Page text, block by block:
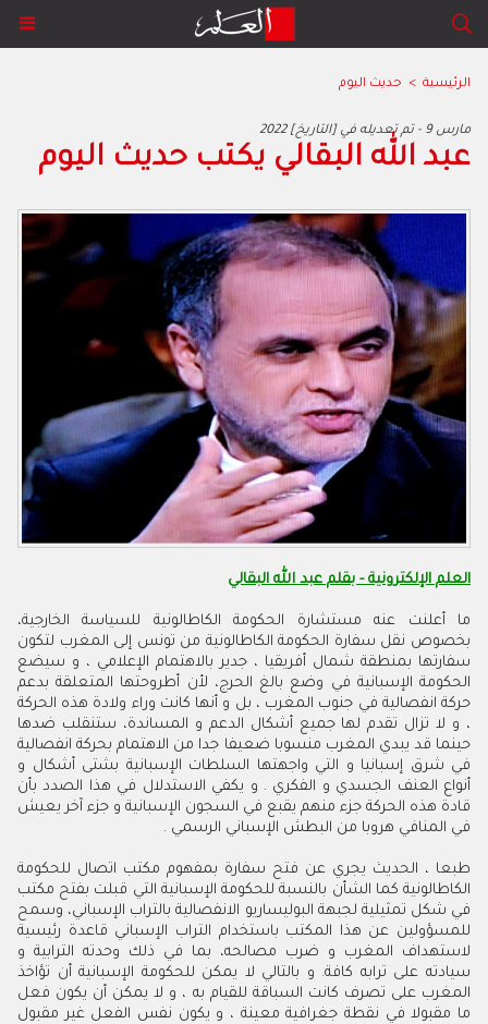
الرئيسية > حديث اليوم
2022 مارس 9 - تم تعديله في [التاريخ]
عبد الله البقالي يكتب حديث اليوم
العلم الإلكترونية - بقلم عبد الله البقالي
ما أعلنت عنه مستشارة الحكومة الكاطالونية للسياسة الخارجية،
بخصوص نقل سفارة الحكومة الكاطالونية من تونس إلى المغرب لتكون
سفارتها بمنطقة شمال أفريقيا ، جدير بالاهتمام الإعلامي ، و سيضع
الحكومة الإسبانية في وضع بالغ الحرج، لأن أطروحتها المتعلقة بدعم
حركة انفصالية في جنوب المغرب ، بل و أنها كانت وراء ولادة هذه الحركة
، و لا تزال تقدم لها جميع أشكال الدعم و المساندة، ستنقلب ضدها
حينما قد يبدي المغرب منسوبا ضعيفا جدا من الاهتمام بحركة انفصالية
في شرق إسبانيا و التي واجهتها السلطات الإسبانية بشتى أشكال و
أنواع العنف الجسدي و الفكري . و يكفي الاستدلال في هذا الصدد بأن
قادة هذه الحركة جزء منهم يقبع في السجون الإسبانية و جزء آخر يعيش
في المنافي هروبا من البطش الإسباني الرسمي .
طبعا ، الحديث يجري عن فتح سفارة بمفهوم مكتب اتصال للحكومة
الكاطالونية كما الشأن بالنسبة للحكومة الإسبانية التي قبلت بفتح مكتب
في شكل تمثيلية لجبهة البوليساريو الانفصالية بالتراب الإسباني، وسمح
للمسؤولين عن هذا المكتب باستخدام التراب الإسباني قاعدة رئيسية
لاستهداف المغرب و ضرب مصالحه، بما في ذلك وحدته الترابية و
سيادته على ترابه كافة. و بالتالي لا يمكن للحكومة الإسبانية أن تؤاخذ
المغرب على تصرف كانت السباقة للقيام به ، و لا يمكن أن يكون فعل
ما مقبولا في نقطة جغرافية معينة ، و يكون نفس الفعل غير مقبول